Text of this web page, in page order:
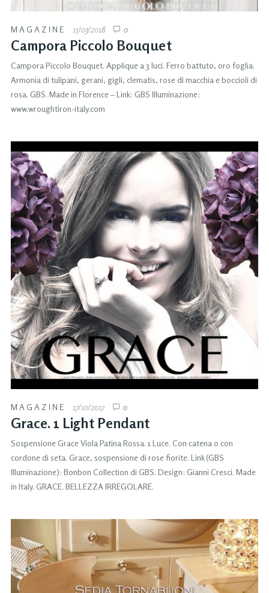
MAGAZINE 15/03/2018 0
Campora Piccolo Bouquet
Campora Piccolo Bouquet. Applique a 3 luci. Ferro battuto, oro foglia.
Armonia di tulipani, gerani, gigli, clematis, rose di macchia e boccioli di
rosa. GBS. Made in Florence – Link: GBS Illuminazione:
www.wroughtiron-italy.com
MAGAZINE 17/10/2017 0
Grace. 1 Light Pendant
Sospensione Grace Viola Patina Rossa. 1 Luce. Con catena o con
cordone di seta. Grace, sospensione di rose fiorite. Link (GBS
Illuminazione): Bonbon Collection di GBS. Design: Gianni Cresci. Made
in Italy. GRACE. BELLEZZA IRREGOLARE.